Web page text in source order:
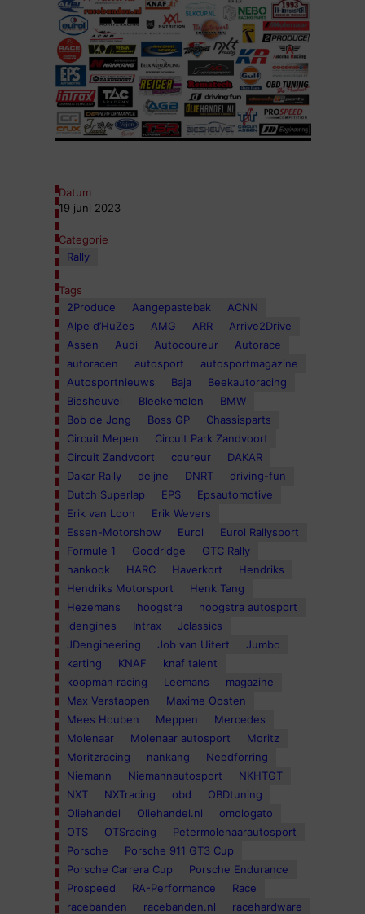
Datum
19 juni 2023
Categorie
Rally
Tags
2Produce
Aangepastebak
ACNN
Alpe d’HuZes
AMG ARR
Arrive2Drive
Assen
Audi Autocoureur
Autorace
autoracen
autosport
autosportmagazine
Autosportnieuws
Baja
Beekautoracing
Biesheuvel
Bleekemolen
BMW
Bob de Jong
Boss GP
Chassisparts
Circuit Mepen
Circuit Park Zandvoort
Circuit Zandvoort
coureur
DAKAR
Dakar Rally
deijne DNRT
driving-fun
Dutch Superlap
EPS
Epsautomotive
Erik van Loon
Erik Wevers
Essen-Motorshow
Eurol
Eurol Rallysport
Formule 1
Goodridge
GTC Rally
hankook
HARC Haverkort
Hendriks
Hendriks Motorsport
Henk Tang
Hezemans
hoogstra
hoogstra autosport
idengines
Intrax
Jclassics
JDengineering
Job van Uitert
Jumbo
karting
KNAF
knaf talent
koopman racing
Leemans
magazine
Max Verstappen
Maxime Oosten
Mees Houben
Meppen
Mercedes
Molenaar
Molenaar autosport
Moritz
Moritzracing
nankang
Needforring
Niemann
Niemannautosport
NKHTGT
NXT
NXTracing obd
OBDtuning
Oliehandel
Oliehandel.nl
omologato
OTS
OTSracing
Petermolenaarautosport
Porsche
Porsche 911 GT3 Cup
Porsche Carrera Cup
Porsche Endurance
Prospeed
RA-Performance
Race
racebanden
racebanden.nl racehardware